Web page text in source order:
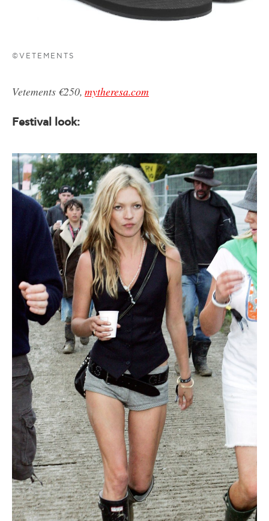
©VETEMENTS
Vetements €250, mytheresa.com
Festival look: